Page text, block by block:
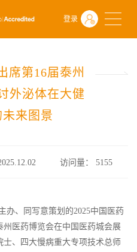
登录
新闻
会，共探讨外泌体在大健康领域的
席第16届泰州
外泌体在大健
来图景
访问量：5155
办、同写意策划的2025中国医药
医药博览会在中国医药城会展
、四大慢病重大专项技术总师